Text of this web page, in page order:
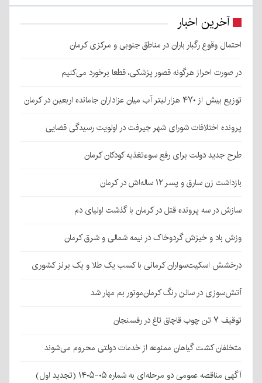
آخرین اخبار
احتمال وقوع رگبار باران در مناطق جنوبی و مرکزی کرمان
در صورت احراز هرگونه قصور پزشکی، قطعا برخورد می‌کنیم
توزیع بیش از ۴۷۰ هزار لیتر آب میان عزاداران جامانده اربعین در کرمان
پرونده اختلافات شورای شهر جیرفت در اولویت رسیدگی قضایی
طرح جدید دولت برای رفع سوءتغذیه کودکان کرمان
بازداشت زن سارق و پسر ۱۲ ساله‌اش در کرمان
سازش در سه پرونده قتل در کرمان با گذشت اولیای دم
وزش باد و خیزش گردوخاک در نیمه شمالی و شرق کرمان
درخشش اسکیت‌سواران کرمانی با کسب یک طلا و یک برنز کشوری
آتش‌سوزی در سالن رنگ کرمان‌موتور بم مهار شد
توقیف ۷ تن چوب قاچاق تاغ در رفسنجان
متخلفان کشت گیاهان ممنوعه از خدمات دولتی محروم می‌شوند
آگهی مناقصه عمومی دو مرحله‌ای به شماره ۰۵-۱۴۰۵ (تجدید اول)